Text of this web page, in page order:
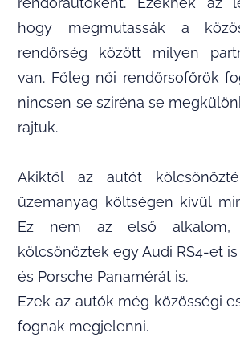
hogy megmutassák a
rendőrség között milyen
van. Főleg női rendőrsofőrök
nincsen se sziréna se
rajtuk.
Akiktől az autót
üzemanyag költségen kívül
Ez nem az első alkalom,
kölcsönöztek egy Audi RS4-et is
és Porsche Panamérát is.
Ezek az autók még közösségi
fognak megjelenni.